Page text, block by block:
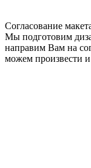
Согласование
Мы подготовим
направим Вам на
можем произвести